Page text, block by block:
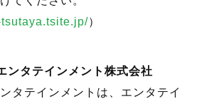
）
ンタテインメント株式会社
タテインメントは、エンタテイ